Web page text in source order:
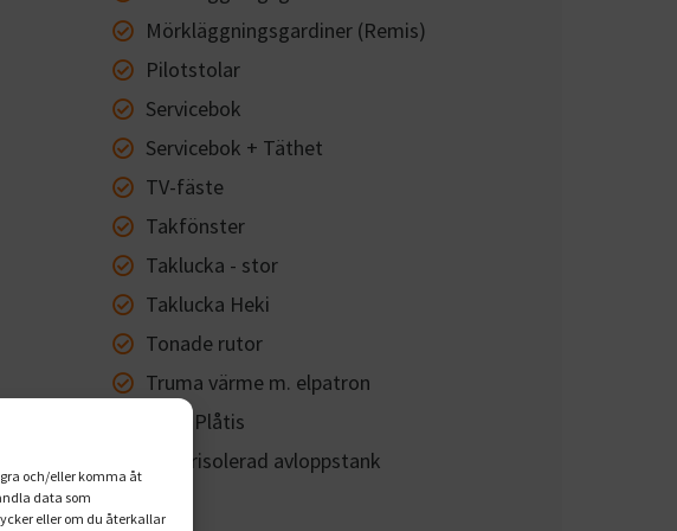
och/eller komma åt
data som
eller om du återkallar
Mörkläggningsgardiner (Remis)
Pilotstolar
Servicebok
Servicebok + Täthet
TV-fäste
Takfönster
Taklucka - stor
Taklucka Heki
Tonade rutor
Truma värme m. elpatron
Van / Plåtis
Vinterisolerad avloppstank